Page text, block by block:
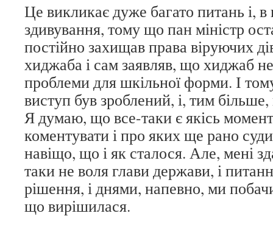
Це викликає дуже багато питань і,
здивування, тому що пан міністр
постійно захищав права віруючих
хиджаба і сам заявляв, що хиджаб
проблеми для шкільної форми. І
виступ був зроблений, і, тим
Я думаю, що все-таки є якісь
коментувати і про яких ще рано
навіщо, що і як сталося. Але, мені
таки не воля глави держави, і
рішення, і днями, напевно, ми
що вирішилася.